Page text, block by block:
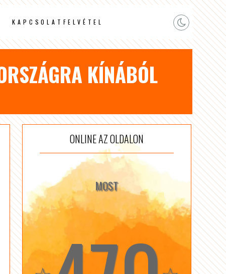
KAPCSOLATFELVÉTEL
KÍNÁBÓL
ONLINE AZ OLDALON
MOST